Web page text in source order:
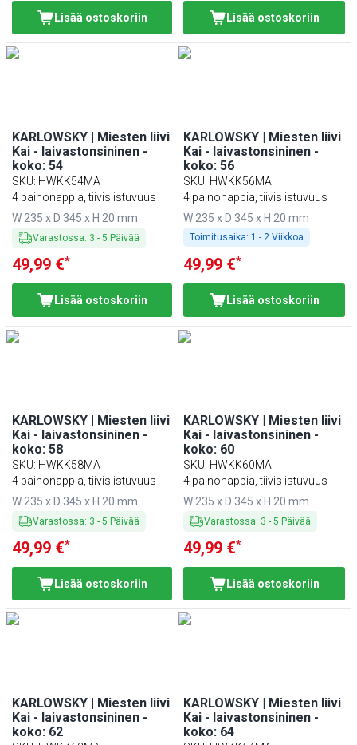
Lisää ostoskoriin Lisää ostoskoriin
KARLOWSKY | Miesten liivi
Kai - laivastonsininen -
koko: 54
SKU: HWKK54MA
4 painonappia, tiivis istuvuus
W 235 x D 345 x H 20 mm
Varastossa: 3 - 5 Päivää
49,99 €*
Lisää ostoskoriin
KARLOWSKY | Miesten liivi
Kai - laivastonsininen -
koko: 56
SKU: HWKK56MA
4 painonappia, tiivis istuvuus
W 235 x D 345 x H 20 mm
Toimitusaika: 1 - 2 Viikkoa
49,99 €*
Lisää ostoskoriin
KARLOWSKY | Miesten liivi
Kai - laivastonsininen -
koko: 58
SKU: HWKK58MA
4 painonappia, tiivis istuvuus
W 235 x D 345 x H 20 mm
Varastossa: 3 - 5 Päivää
49,99 €*
Lisää ostoskoriin
KARLOWSKY | Miesten liivi
Kai - laivastonsininen -
koko: 60
SKU: HWKK60MA
4 painonappia, tiivis istuvuus
W 235 x D 345 x H 20 mm
Varastossa: 3 -5 Päivää
49,99 €*
Lisää ostoskoriin
KARLOWSKY | Miesten liivi
Kai - laivastonsininen -
koko: 62
KARLOWSKY | Miesten liivi
Kai - laivastonsininen -
koko: 64